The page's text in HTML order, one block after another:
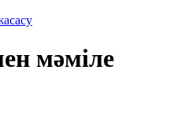
мәміле